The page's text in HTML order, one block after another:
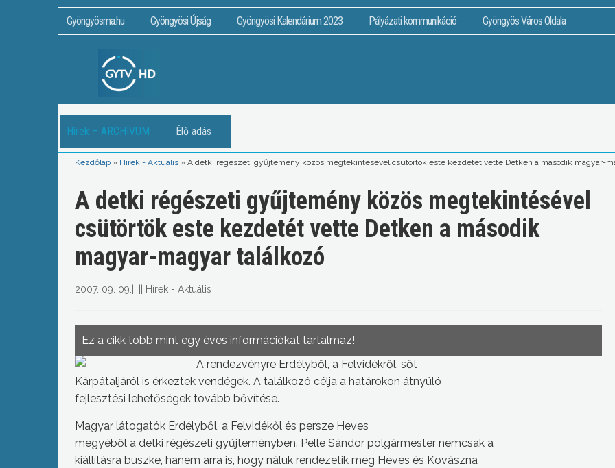
Gyöngyösma.hu Gyöngyösi Újság Gyöngyösi Kalendárium 2023 Pályázati kommunikáció Gyöngyös Város Oldala
Hírek – ARCHÍVUM Élő adás
Kezdőlap » Hírek - Aktuális » A detki régészeti gyűjtemény közös megtekintésével csütörtök este kezdetét vette Detken a második magyar-
A detki régészeti gyűjtemény közös megtekintésével
csütörtök este kezdetét vette Detken a második
magyar-magyar találkozó
2007. 09. 09. Hírek - Aktuális
Ez a cikk több mint egy éves információkat tartalmaz!
A rendezvényre Erdélyből, a Felvidékről, sőt
Kárpátaljáról is érkeztek vendégek. A találkozó célja a határokon átnyúló
fejlesztési lehetőségek tovább bővítése.
Magyar látogatók Erdélyből, a Felvidékől és persze Heves
megyéből a detki régészeti gyűjteményben. Pelle Sándor polgármester nemcsak a
kiállításra büszke, hanem arra is, hogy náluk rendezetik meg Heves és Kovászna